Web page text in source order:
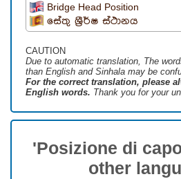
Bridge Head Position
සේතු ශ්‍රීර්ෂ ස්ථානය
CAUTION
Due to automatic translation, The
than English and Sinhala may be
For the correct translation, please
English words. Thank you for your
'Posizione di
other